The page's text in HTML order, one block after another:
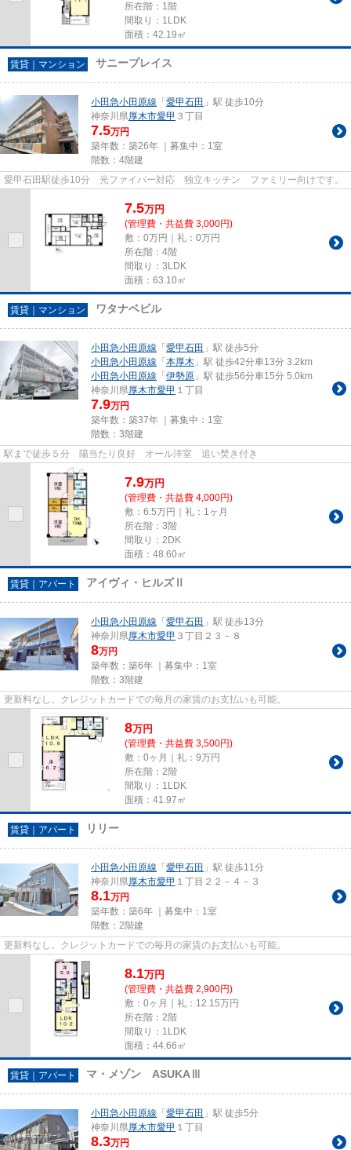
所在階：1階
間取り：1LDK
面積：42.19㎡
賃貸｜マンション サニープレイス
小田急小田原線 「愛甲石田 」駅 徒歩10分
神奈川県厚木市愛甲 ３丁目
7.5万円
築年数：築26年 ｜募集中： 1室
階数：4階建
愛甲石田駅徒歩10分 光ファイバー対応 独立キッチン ファミリー向けです。
7.5万円
(管理費・共益費 3,000円)
敷：0万円｜礼：0万円
所在階：4階
間取り：3LDK
面積：63.10㎡
賃貸｜マンション ワタナベビル
小田急小田原線 「愛甲石田 」駅 徒歩5分
小田急小田原線 「本厚木 」駅 徒歩42分車13分 3.2km
小田急小田原線 「伊勢原 」駅 徒歩56分車15分 5.0km
神奈川県厚木市愛甲 １丁目
7.9万円
築年数：築37年 ｜募集中： 1室
階数：3階建
駅まで徒歩５分 陽当たり良好 オール洋室 追い焚き付き
7.9万円
(管理費・共益費 4,000円)
敷：6.5万円｜礼：1ヶ月
所在階：3階
間取り：2DK
面積：48.60㎡
賃貸｜アパート アイヴィ・ヒルズⅡ
小田急小田原線 「愛甲石田 」駅 徒歩13分
神奈川県厚木市愛甲 ３丁目２３－８
8万円
築年数：築6年 ｜募集中： 1室
階数：3階建
更新料なし。クレジットカードでの毎月の家賃のお支払いも可能。
8万円
(管理費・共益費 3,500円)
敷：0ヶ月｜礼：9万円
所在階：2階
間取り：1LDK
面積：41.97㎡
賃貸｜アパート リリー
小田急小田原線 「愛甲石田 」駅 徒歩11分
神奈川県厚木市愛甲 １丁目２２－４－３
8.1万円
築年数：築6年 ｜募集中： 1室
階数：2階建
更新料なし。クレジットカードでの毎月の家賃のお支払いも可能。
8.1万円
(管理費・共益費 2,900円)
敷：0ヶ月｜礼：12.15万円
所在階：2階
間取り：1LDK
面積：44.66㎡
賃貸｜アパート マ・メゾン ASUKAⅢ
小田急小田原線 「愛甲石田 」駅 徒歩5分
神奈川県厚木市愛甲 １丁目
8.3万円